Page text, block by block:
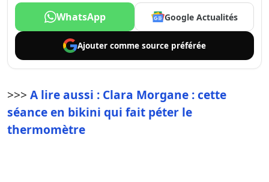
WhatsApp Google Actualités
Ajouter comme source préférée
>>> A lire aussi : Clara Morgane : cette
séance en bikini qui fait péter le
thermomètre